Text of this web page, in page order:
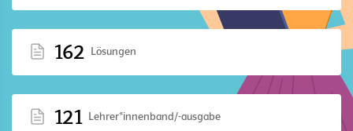
162 Lösungen
121 Lehrer*innenband/-ausgabe